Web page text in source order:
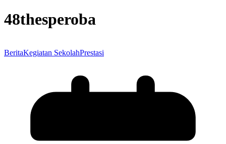
48thesperoba
BeritaKegiatan SekolahPrestasi